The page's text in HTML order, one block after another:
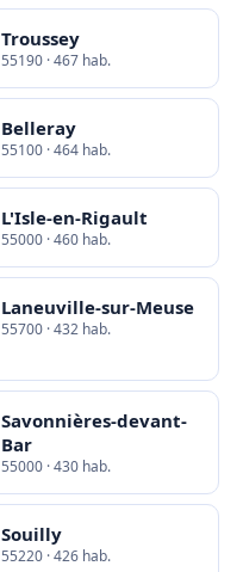
Troussey
55190 · 467 hab.
Belleray
55100 · 464 hab.
L'Isle-en-Rigault
55000 · 460 hab.
Laneuville-sur-Meuse
55700 · 432 hab.
Savonnières-devant-
Bar
55000 · 430 hab.
Souilly
55220 · 426 hab.